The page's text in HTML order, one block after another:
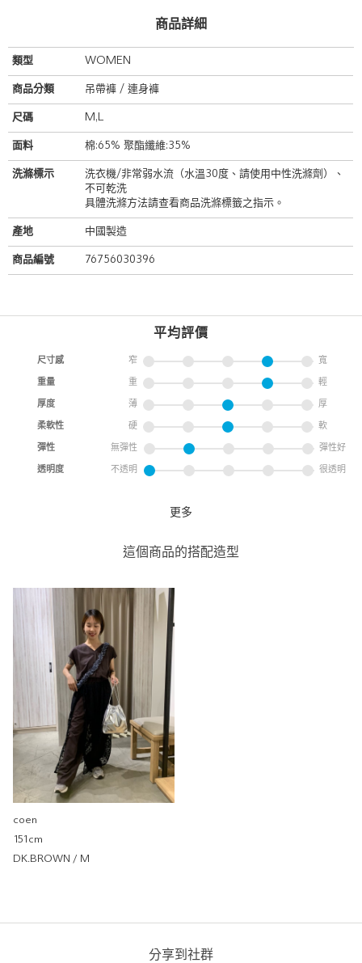
商品詳細
類型 WOMEN
商品分類 吊帶褲 / 連身褲
尺碼 M,L
面料 棉:65% 聚酯纖維:35%
洗滌標示
洗衣機/非常弱水流（水溫30度、請使用中性洗滌劑）、
不可乾洗
具體洗滌方法請查看商品洗滌標籤之指示。
產地 中國製造
商品編號 76756030396
平均評價
尺寸感 窄 寬
重量 重 輕
厚度 薄 厚
柔軟性 硬 軟
彈性 無彈性 彈性好
透明度 不透明 很透明
coen
151cm
厚度
無彈性
不透明
更多
這個商品的搭配造型
coen
151cm
DK.BROWN / M
分享到社群